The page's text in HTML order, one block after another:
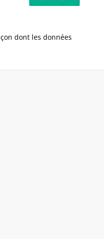
dont les données